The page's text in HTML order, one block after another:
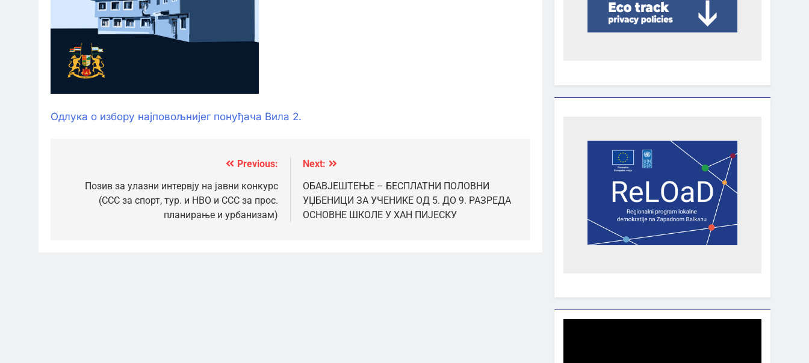
Одлука о избору најповољнијег понуђача Вила 2.
чланка
Previous:
Позив за улазни интервју на јавни конкурс
(ССС за спорт, тур. и НВО и ССС за прос.
планирање и урбанизам)
Next:
ОБАВЈЕШТЕЊЕ – БЕСПЛАТНИ ПОЛОВНИ
УЏБЕНИЦИ ЗА УЧЕНИКЕ ОД 5. ДО 9. РАЗРЕДА
ОСНОВНЕ ШКОЛЕ У ХАН ПИЈЕСКУ